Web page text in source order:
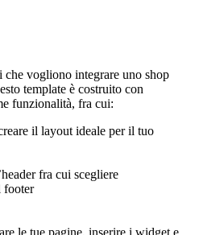
vogliono integrare uno shop
template è costruito con
funzionalità, fra cui:
il layout ideale per il tuo
fra cui scegliere
footer
le tue pagine, inserire i widget e